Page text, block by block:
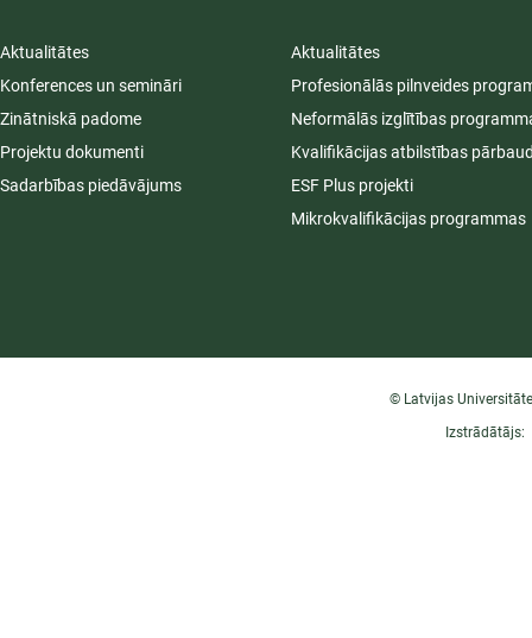
Aktualitātes
Konferences un semināri
Zinātniskā padome
Projektu dokumenti
Sadarbības piedāvājums
Aktualitātes
Profesionālās pilnveides
Neformālās izglītības
Kvalifikācijas atbilstības
ESF Plus projekti
Mikrokvalifikācijas programmas
© Latvijas
Izstrādātājs: